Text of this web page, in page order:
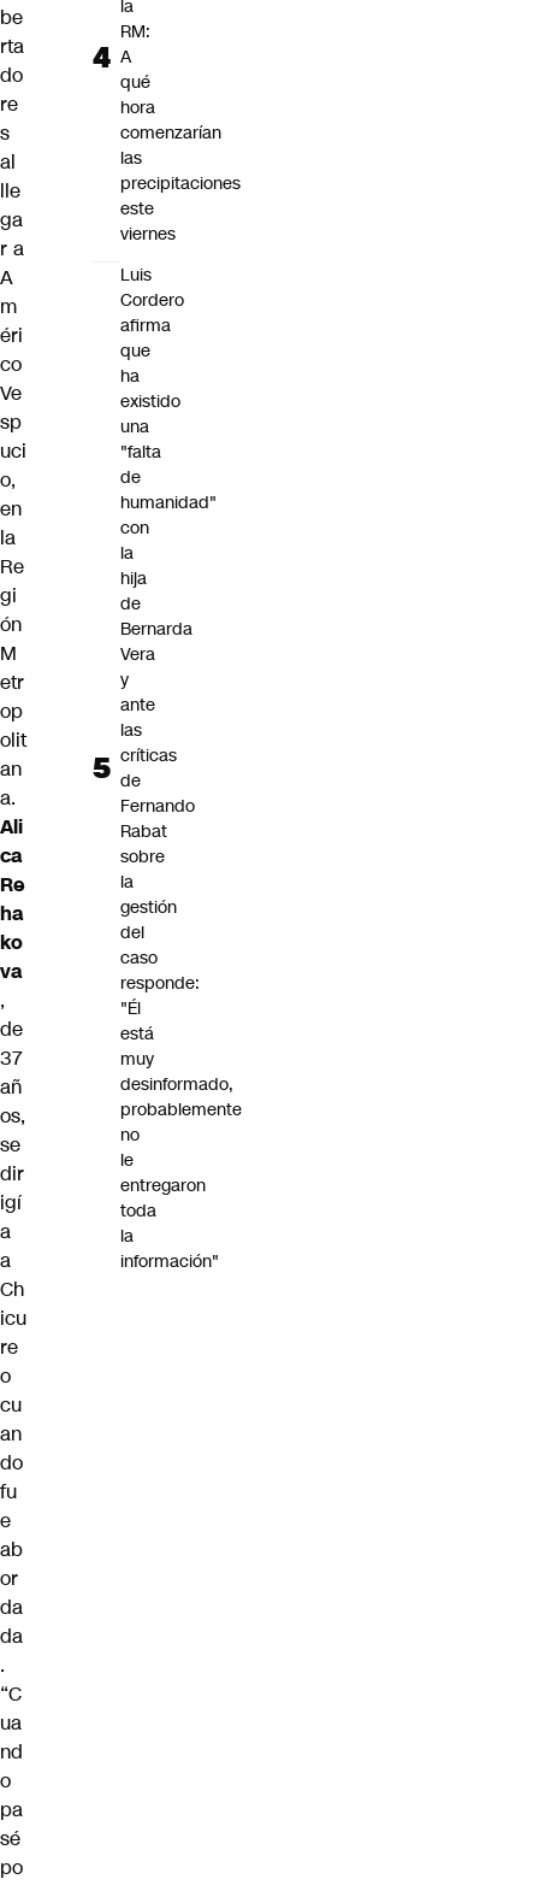
be
rta
do
re
s
al
lle
ga
r a
A
m
éri
co
Ve
sp
uci
o,
en
la
Re
gi
ón
M
etr
op
olit
an
a.
Ali
ca
Re
ha
ko
va
,
de
37
añ
os,
se
dir
igí
a
a
Ch
icu
re
o
cu
an
do
fu
e
ab
or
da
da
.
“C
ua
nd
o
pa
sé
po
la
RM:
A
qué
hora
comenzarían
las
precipitaciones
este
viernes
Luis
Cordero
afirma
que
ha
existido
una
"falta
de
humanidad"
con
la
hija
de
Bernarda
Vera
y
ante
las
críticas
de
Fernando
Rabat
sobre
la
gestión
del
caso
responde:
"Él
está
muy
desinformado,
probablemente
no
le
entregaron
toda
la
información"